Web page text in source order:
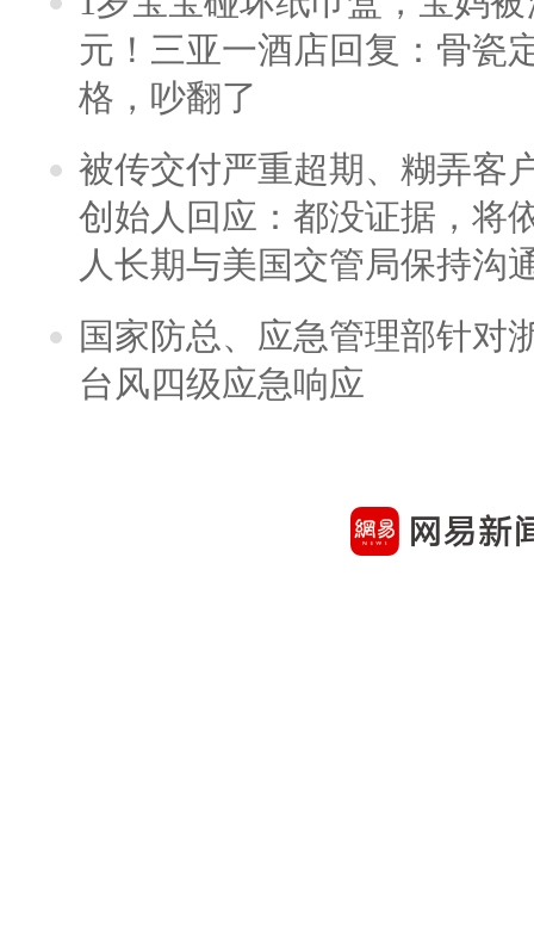
元！三亚一酒店回复：骨瓷
格，吵翻了
被传交付严重超期、糊弄客
创始人回应：都没证据，将
人长期与美国交管局保持沟
国家防总、应急管理部针对
台风四级应急响应